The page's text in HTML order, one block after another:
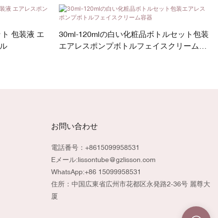
包装液 エ
30ml-120mlの白い化粧品ボトルセット包装
エアレスポンプボトルフェイスクリーム容
お問い合わせ
電話番号：+8615099958531
Eメール:lissontube@gzlisson.com
WhatsApp:+86 15099958531
住所：中国広東省広州市花都区永発路2-36号 麗尊大
厦